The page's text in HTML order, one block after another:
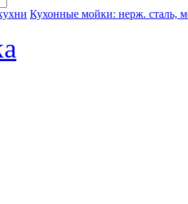
Кухонные мойки: нерж. сталь,